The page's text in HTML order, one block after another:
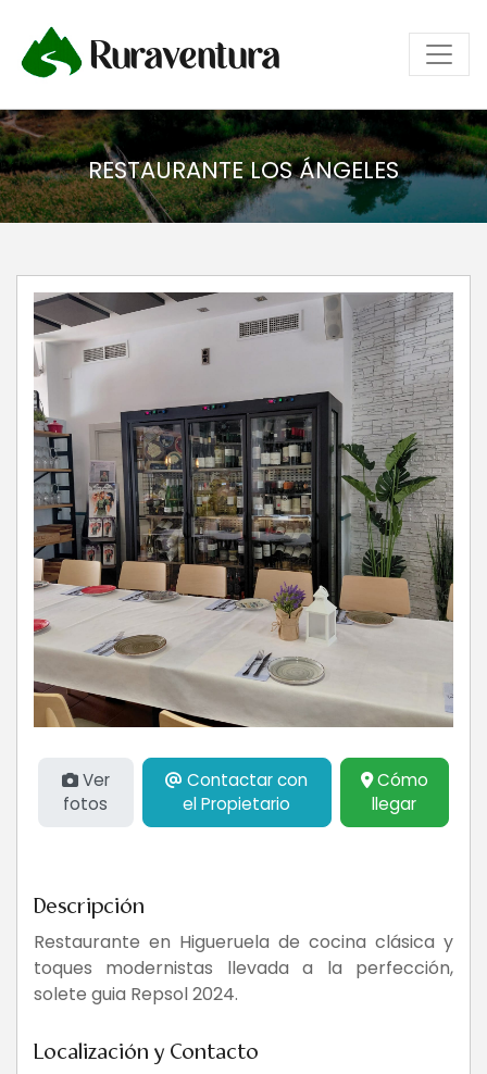
Ruraventura
RESTAURANTE LOS ÁNGELES
Ver
fotos
Contactar con
el Propietario
Cómo
llegar
Descripción
Restaurante en Higueruela de cocina clásica y
toques modernistas llevada a la perfección,
solete guia Repsol 2024.
Localización y Contacto